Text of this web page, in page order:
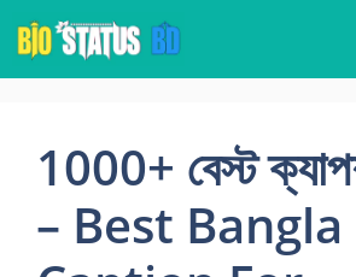
Skip
content
1000+ বেস্ট
– Best Bangla